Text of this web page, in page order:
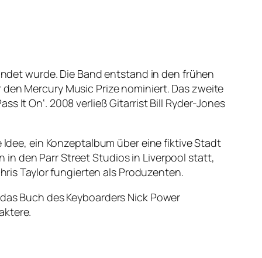
wurde. Die Band entstand in den frühen
den Mercury Music Prize nominiert. Das zweite
It On‘. 2008 verließ Gitarrist Bill Ryder-Jones
ein Konzeptalbum über eine fiktive Stadt
in den Parr Street Studios in Liverpool statt,
Taylor fungierten als Produzenten.
Buch des Keyboarders Nick Power